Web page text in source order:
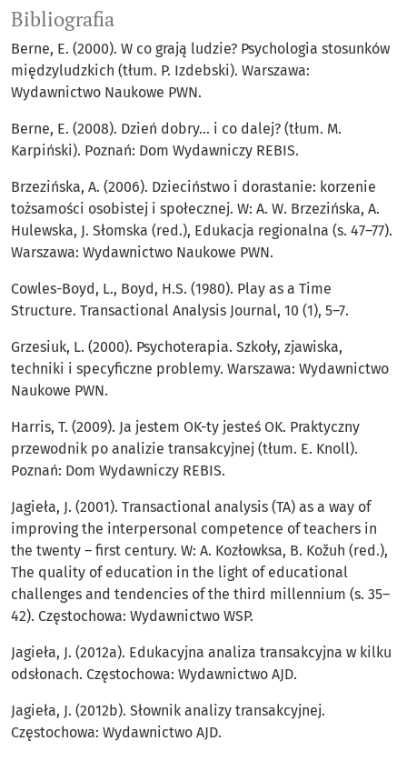
Bibliografia
Berne, E. (2000). W co grają ludzie? Psychologia stosunków
międzyludzkich (tłum. P. Izdebski). Warszawa:
Wydawnictwo Naukowe PWN.
Berne, E. (2008). Dzień dobry… i co dalej? (tłum. M.
Karpiński). Poznań: Dom Wydawniczy REBIS.
Brzezińska, A. (2006). Dzieciństwo i dorastanie: korzenie
tożsamości osobistej i społecznej. W: A. W. Brzezińska, A.
Hulewska, J. Słomska (red.), Edukacja regionalna (s. 47–77).
Warszawa: Wydawnictwo Naukowe PWN.
Cowles-Boyd, L., Boyd, H.S. (1980). Play as a Time
Structure. Transactional Analysis Journal, 10 (1), 5–7.
Grzesiuk, L. (2000). Psychoterapia. Szkoły, zjawiska,
techniki i specyficzne problemy. Warszawa: Wydawnictwo
Naukowe PWN.
Harris, T. (2009). Ja jestem OK-ty jesteś OK. Praktyczny
przewodnik po analizie transakcyjnej (tłum. E. Knoll).
Poznań: Dom Wydawniczy REBIS.
Jagieła, J. (2001). Transactional analysis (TA) as a way of
improving the interpersonal competence of teachers in
the twenty – first century. W: A. Kozłowksa, B. Kožuh (red.),
The quality of education in the light of educational
challenges and tendencies of the third millennium (s. 35–
42). Częstochowa: Wydawnictwo WSP.
Jagieła, J. (2012a). Edukacyjna analiza transakcyjna w kilku
odsłonach. Częstochowa: Wydawnictwo AJD.
Jagieła, J. (2012b). Słownik analizy transakcyjnej.
Częstochowa: Wydawnictwo AJD.